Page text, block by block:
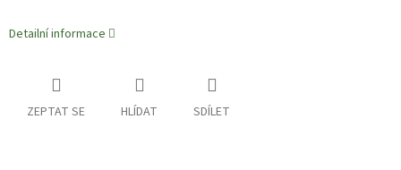
Detailní informace
ZEPTAT SE HLÍDAT SDÍLET